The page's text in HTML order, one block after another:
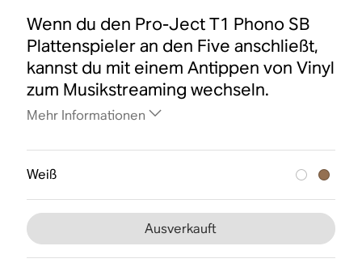
Wenn du den Pro-Ject T1 Phono SB
Plattenspieler an den Five anschließt,
kannst du mit einem Antippen von Vinyl
zum Musikstreaming wechseln.
Mehr Informationen
Weiß
Ausverkauft